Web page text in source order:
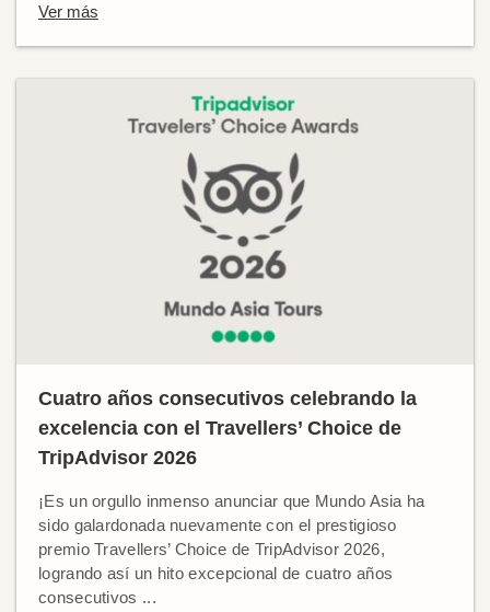
Ver más
Cuatro años consecutivos celebrando la
excelencia con el Travellers’ Choice de
TripAdvisor 2026
¡Es un orgullo inmenso anunciar que Mundo Asia ha
sido galardonada nuevamente con el prestigioso
premio Travellers’ Choice de TripAdvisor 2026,
logrando así un hito excepcional de cuatro años
consecutivos ...